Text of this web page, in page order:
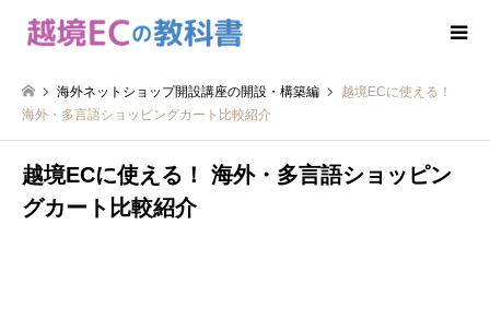
海外ネットショップ開設講座の開設・構築編
越境ECに使える！
海外・多言語ショッピングカート比較紹介
越境ECに使える！ 海外・多言語ショッピン
グカート比較紹介